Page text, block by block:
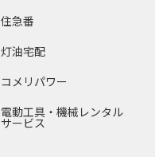
住急番
灯油宅配
コメリパワー
電動工具・機械レンタル
サービス